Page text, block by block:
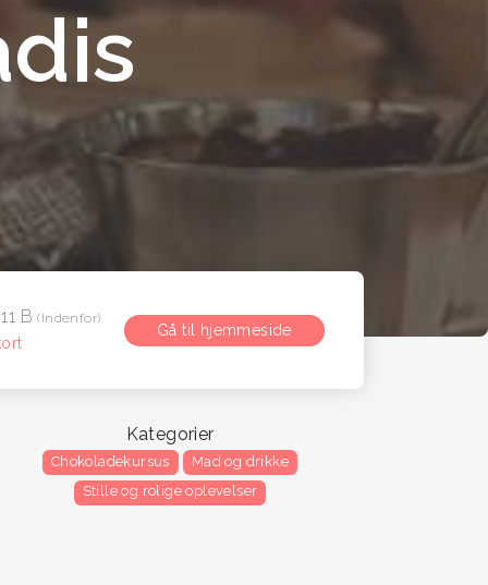
B(Indenfor)
Gå til hjemmeside
Kategorier
Chokoladekursus
Mad og drikke
Stille og rolige oplevelser